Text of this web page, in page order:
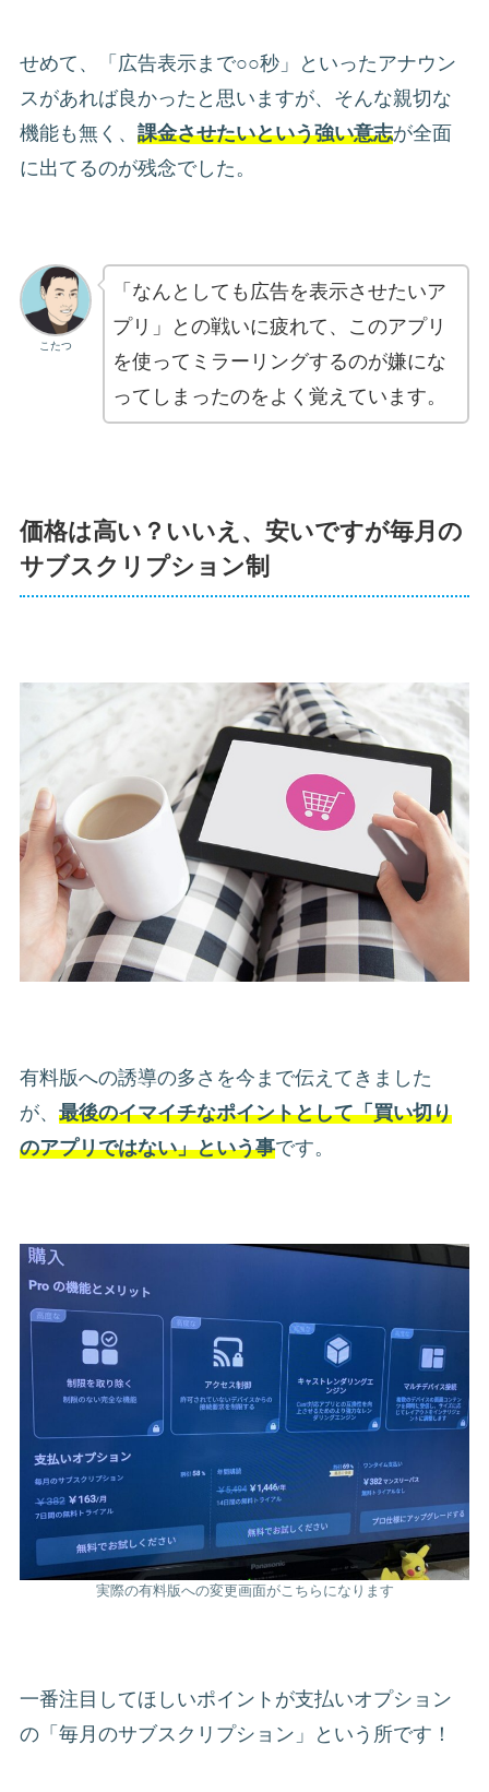
せめて、「広告表示まで○○秒」といったアナウン
スがあれば良かったと思いますが、そんな親切な
機能も無く、 課金させたいという強い意志が全面
に出てるのが残念でした。
こたつ
「なんとしても広告を表示させたいア
プリ」との戦いに疲れて、このアプリ
を使ってミラーリングするのが嫌にな
ってしまったのをよく覚えています。
価格は高い？いいえ、安いですが毎月の
サブスクリプション制
有料版への誘導の多さを今まで伝えてきました
が、 最後のイマイチなポイントとして「買い切り
のアプリではない」という事です。
実際の有料版への変更画面がこちらになります
一番注目してほしいポイントが支払いオプション
の「毎月のサブスクリプション」という所です！